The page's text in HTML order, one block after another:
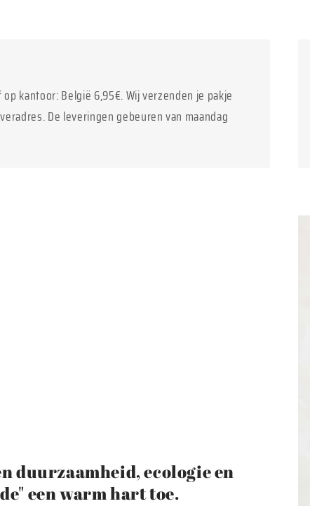
kantoor: België 6,95€. Wij verzenden je pakje
De leveringen gebeuren van maandag
duurzaamheid, ecologie en
een warm hart toe.